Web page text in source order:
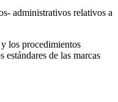
administrativos relativos a
los procedimientos
estándares de las marcas